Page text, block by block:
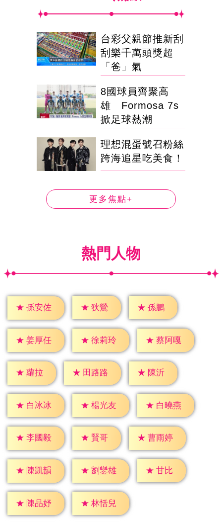
台彩父親節推新刮
刮樂千萬頭獎超
「爸」氣
8國球員齊聚高
雄 Formosa 7s
掀足球熱潮
理想混蛋號召粉絲
跨海追星吃美食！
更多焦點+
熱門人物
★ 孫安佐 ★ 狄鶯 ★ 孫鵬
★ 姜厚任 ★ 徐莉玲 ★ 蔡阿嘎
★ 蘿拉 ★ 田路路 ★ 陳沂
★ 白冰冰 ★ 楊光友 ★ 白曉燕
★ 李國毅 ★ 賢哥 ★ 曹雨婷
★ 陳凱韻 ★ 劉鑾雄 ★ 甘比
★ 陳品妤 ★ 林恬兒